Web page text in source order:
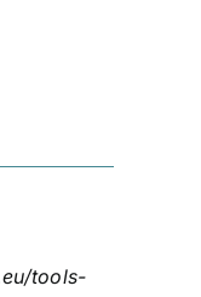
tools-